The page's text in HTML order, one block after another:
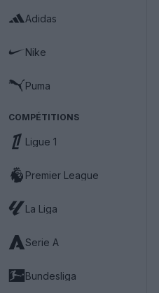
Adidas
Nike
Puma
COMPÉTITIONS
Ligue 1
Premier League
La Liga
Serie A
Bundesliga